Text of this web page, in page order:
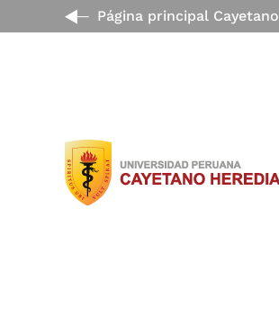
Página principal Cayetano